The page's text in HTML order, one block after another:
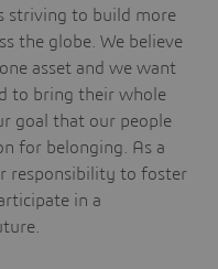
striving to build more
the globe. We believe
asset and we want
to bring their whole
goal that our people
for belonging. As a
responsibility to foster
in a